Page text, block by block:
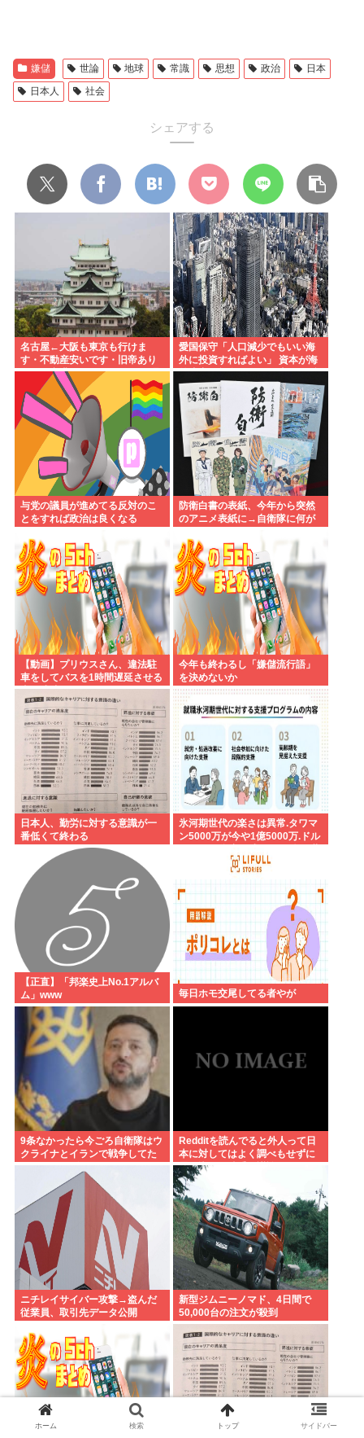
嫌儲 世論 地球 常識 思想 政治
日本
日本人
社会
シェアする
名古屋←大阪も東京も行けま
す・不動産安いです・旧帝あり
ます・空港あります 不人気な理
愛国保守「人口減少でもいい海
外に投資すればよい」 資本が海
外流出し賃金もGDPも上がらず
海外が成長
与党の議員が進めてる反対のこ
とをすれば政治は良くなる
防衛白書の表紙、今年から突然
のアニメ表紙に→自衛隊に何が
【動画】プリウスさん、違法駐
車をしてバスを1時間遅延させる
事に成功してしまうwww
今年も終わるし「嫌儲流行語」
を決めないか
日本人、勤労に対する意識が一
番低くて終わる
氷河期世代の楽さは異常.タワマ
ン5000万が今や1億5000万.ドル
【正直】「邦楽史上No.1アルバ
ム」www
毎日ホモ交尾してる者やが
9条なかったら今ごろ自衛隊はウ
クライナとイランで戦争してた
んだよな…9条バリアすごすぎ
Redditを読んでると外人って日
本に対してはよく調べもせずに
思い込みで勝手に議論してるよ
な
ニチレイサイバー攻撃→盗んだ
従業員、取引先データ公開
新型ジムニーノマド、4日間で
50,000台の注文が殺到
ホーム 検索 トップ サイドバー